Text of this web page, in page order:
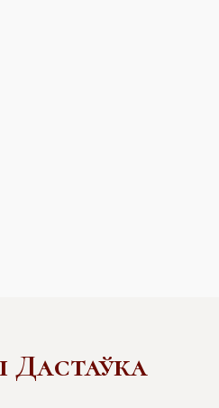
Дастаўка